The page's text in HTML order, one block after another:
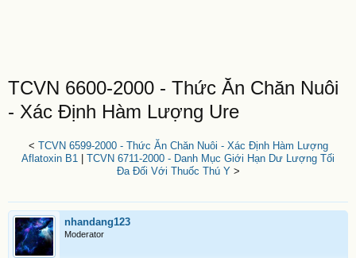
TCVN 6600-2000 - Thức Ăn Chăn Nuôi
- Xác Định Hàm Lượng Ure
< TCVN 6599-2000 - Thức Ăn Chăn Nuôi - Xác Định Hàm Lượng
Aflatoxin B1
TCVN 6711-2000 - Danh Mục Giới Hạn Dư Lượng Tối
Đa Đối Với Thuốc Thú Y>
nhandang123
Moderator